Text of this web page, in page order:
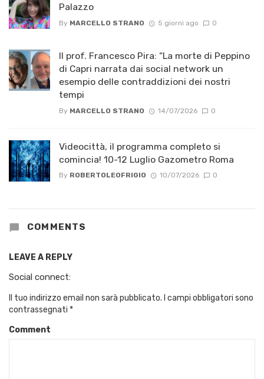
Palazzo
By MARCELLO STRANO 5 giorni ago 0
Il prof. Francesco Pira: “La morte di Peppino
di Capri narrata dai social network un
esempio delle contraddizioni dei nostri
tempi
By MARCELLO STRANO 14/07/2026 0
Videocittà, il programma completo si
comincia! 10-12 Luglio Gazometro Roma
By ROBERTOLEOFRIGIO 10/07/2026 0
COMMENTS
LEAVE A REPLY
Social connect:
Il tuo indirizzo email non sarà pubblicato. I campi obbligatori sono
contrassegnati *
Comment